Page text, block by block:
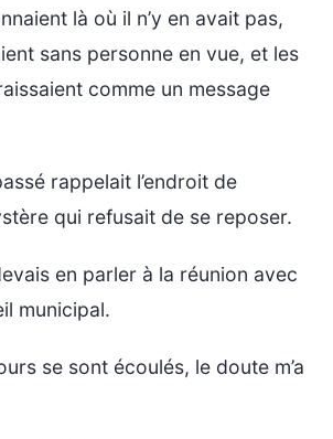
là où il n’y en avait pas,
sans personne en vue, et les
comme un message
rappelait l’endroit de
qui refusait de se reposer.
en parler à la réunion avec
municipal.
se sont écoulés, le doute m’a